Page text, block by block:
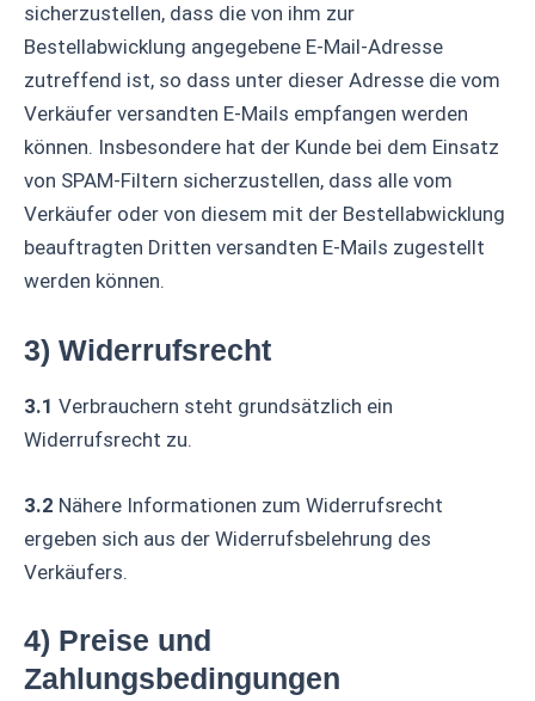
sicherzustellen, dass die von ihm zur
Bestellabwicklung angegebene E-Mail-Adresse
zutreffend ist, so dass unter dieser Adresse die vom
Verkäufer versandten E-Mails empfangen werden
können. Insbesondere hat der Kunde bei dem Einsatz
von SPAM-Filtern sicherzustellen, dass alle vom
Verkäufer oder von diesem mit der Bestellabwicklung
beauftragten Dritten versandten E-Mails zugestellt
werden können.
3) Widerrufsrecht
3.1 Verbrauchern steht grundsätzlich ein
Widerrufsrecht zu.
3.2 Nähere Informationen zum Widerrufsrecht
ergeben sich aus der Widerrufsbelehrung des
Verkäufers.
4) Preise und
Zahlungsbedingungen